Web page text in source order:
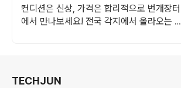
브랜드 중고거래
컨디션은 신상, 가격은 합리적으로 번개장터
에서 만나보세요! 전국 각지에서 올라오는 전
TECHJUN